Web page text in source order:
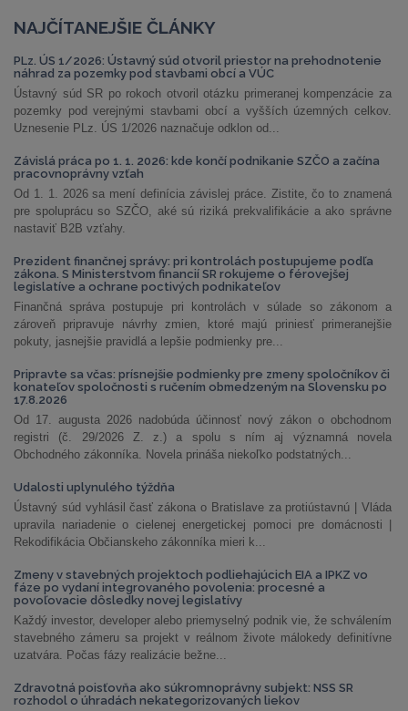
NAJČÍTANEJŠIE ČLÁNKY
PLz. ÚS 1/2026: Ústavný súd otvoril priestor na prehodnotenie
náhrad za pozemky pod stavbami obcí a VÚC
Ústavný súd SR po rokoch otvoril otázku primeranej kompenzácie za
pozemky pod verejnými stavbami obcí a vyšších územných celkov.
Uznesenie PLz. ÚS 1/2026 naznačuje odklon od...
Závislá práca po 1. 1. 2026: kde končí podnikanie SZČO a začína
pracovnoprávny vzťah
Od 1. 1. 2026 sa mení definícia závislej práce. Zistite, čo to znamená
pre spoluprácu so SZČO, aké sú riziká prekvalifikácie a ako správne
nastaviť B2B vzťahy.
Prezident finančnej správy: pri kontrolách postupujeme podľa
zákona. S Ministerstvom financií SR rokujeme o férovejšej
legislatíve a ochrane poctivých podnikateľov
Finančná správa postupuje pri kontrolách v súlade so zákonom a
zároveň pripravuje návrhy zmien, ktoré majú priniesť primeranejšie
pokuty, jasnejšie pravidlá a lepšie podmienky pre...
Pripravte sa včas: prísnejšie podmienky pre zmeny spoločníkov či
konateľov spoločnosti s ručením obmedzeným na Slovensku po
17.8.2026
Od 17. augusta 2026 nadobúda účinnosť nový zákon o obchodnom
registri (č. 29/2026 Z. z.) a spolu s ním aj významná novela
Obchodného zákonníka. Novela prináša niekoľko podstatných...
Udalosti uplynulého týždňa
Ústavný súd vyhlásil časť zákona o Bratislave za protiústavnú | Vláda
upravila nariadenie o cielenej energetickej pomoci pre domácnosti |
Rekodifikácia Občianskeho zákonníka mieri k...
Zmeny v stavebných projektoch podliehajúcich EIA a IPKZ vo
fáze po vydaní integrovaného povolenia: procesné a
povoľovacie dôsledky novej legislatívy
Každý investor, developer alebo priemyselný podnik vie, že schválením
stavebného zámeru sa projekt v reálnom živote málokedy definitívne
uzatvára. Počas fázy realizácie bežne...
Zdravotná poisťovňa ako súkromnoprávny subjekt: NSS SR
rozhodol o úhradách nekategorizovaných liekov